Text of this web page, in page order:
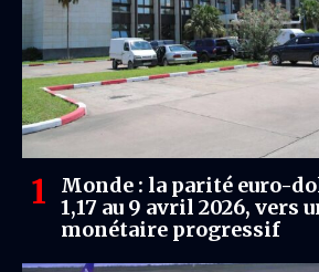
Monde : la parité euro-
1,17 au 9 avril 2026, vers
monétaire progressif